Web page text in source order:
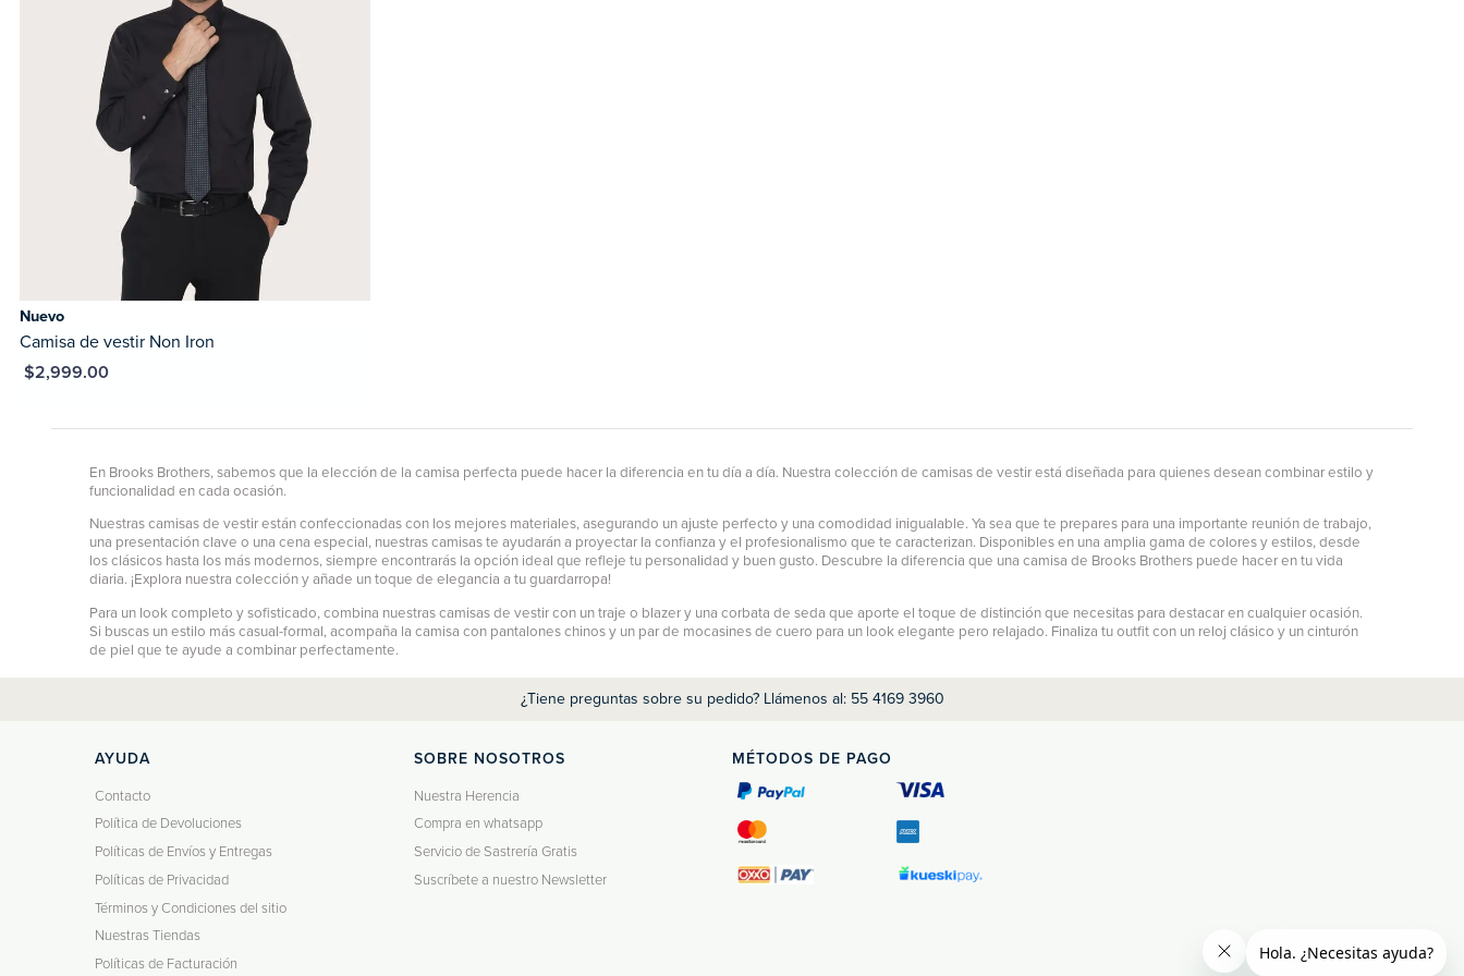
Nuevo
Camisa de vestir Non Iron
$2,999.00
En Brooks Brothers, sabemos que la elección de la camisa perfecta puede hacer la diferencia en tu día a día. Nuestra colección de camisas de vestir está diseñada para quienes desean combinar estilo y
funcionalidad en cada ocasión.
Nuestras camisas de vestir están confeccionadas con los mejores materiales, asegurando un ajuste perfecto y una comodidad inigualable. Ya sea que te prepares para una importante reunión de trabajo,
una presentación clave o una cena especial, nuestras camisas te ayudarán a proyectar la confianza y el profesionalismo que te caracterizan. Disponibles en una amplia gama de colores y estilos, desde
los clásicos hasta los más modernos, siempre encontrarás la opción ideal que refleje tu personalidad y buen gusto. Descubre la diferencia que una camisa de Brooks Brothers puede hacer en tu vida
diaria. ¡Explora nuestra colección y añade un toque de elegancia a tu guardarropa!
Para un look completo y sofisticado, combina nuestras camisas de vestir con un traje o blazer y una corbata de seda que aporte el toque de distinción que necesitas para destacar en cualquier ocasión.
Si buscas un estilo más casual-formal, acompaña la camisa con pantalones chinosy un par de mocasines de cuero para un look elegante pero relajado. Finaliza tu outfit con un reloj clásico y un cinturón
de piel que te ayude a combinar perfectamente.
¿Tiene preguntas sobre su pedido? Llámenos al: 55 4169 3960
AYUDA
Contacto
Política de Devoluciones
Políticas de Envíos y Entregas
Políticas de Privacidad
Términos y Condiciones del sitio
Nuestras Tiendas
Políticas de Facturación
SOBRE NOSOTROS
Nuestra Herencia
Compra en whatsapp
Servicio de Sastrería Gratis
Suscríbete a nuestro Newsletter
MÉTODOS DE PAGO